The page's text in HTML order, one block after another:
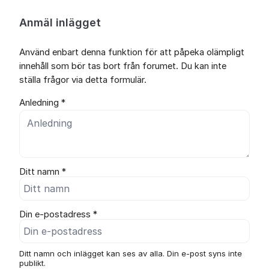
Anmäl inlägget
Använd enbart denna funktion för att påpeka olämpligt
innehåll som bör tas bort från forumet. Du kan inte
ställa frågor via detta formulär.
Anledning *
Ditt namn *
Din e-postadress *
Ditt namn och inlägget kan ses av alla. Din e-post syns inte
publikt.